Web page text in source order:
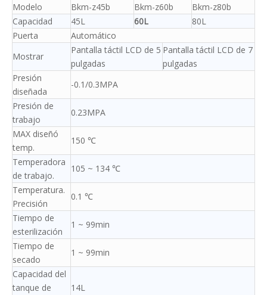
Modelo Bkm-z45b Bkm-z60b
Bkm-z80b
Capacidad
45L 60L
80L
Puerta
Automático
Mostrar
Pantalla táctil LCD de 5
pulgadas
Pantalla táctil LCD de 7
pulgadas
Presión
diseñada
-0.1/0.3MPA
Presión de
trabajo
0.23MPA
MAX diseñó
temp.
150 ℃
Temperadora
de trabajo.
105 ~ 134 ℃
Temperatura.
Precisión
0.1 ℃
Tiempo de
esterilización
1 ~ 99min
Tiempo de
secado
1 ~ 99min
Capacidad del
tanque de
14L